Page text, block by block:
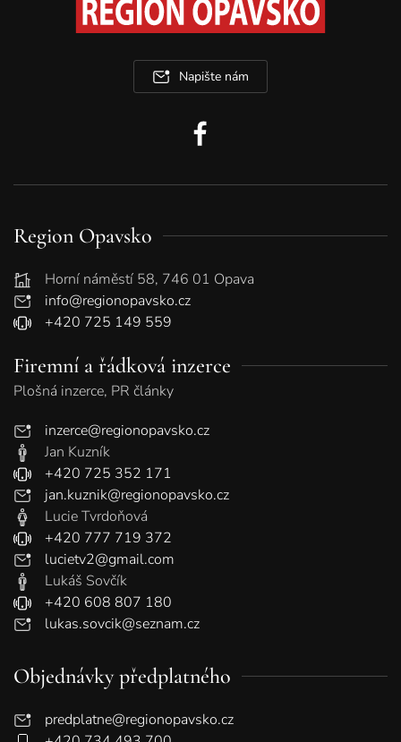
Napište nám
Region Opavsko
Horní náměstí 58, 746 01 Opava
info@regionopavsko.cz
+420 725 149 559
Firemní a řádková inzerce
Plošná inzerce, PR články
inzerce@regionopavsko.cz
Jan Kuzník
+420 725 352 171
jan.kuznik@regionopavsko.cz
Lucie Tvrdoňová
+420 777 719 372
lucietv2@gmail.com
Lukáš Sovčík
+420 608 807 180
lukas.sovcik@seznam.cz
Objednávky předplatného
predplatne@regionopavsko.cz